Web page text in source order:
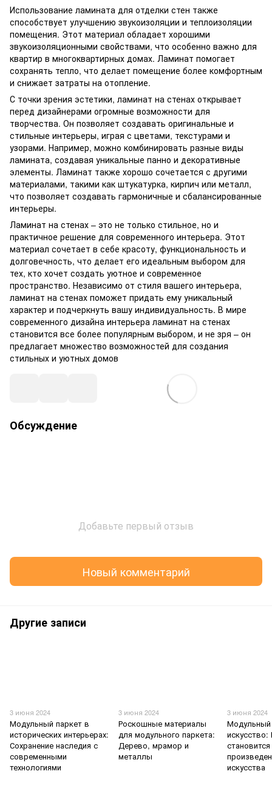
Использование ламината для отделки стен также
способствует улучшению звукоизоляции и теплоизоляции
помещения. Этот материал обладает хорошими
звукоизоляционными свойствами, что особенно важно для
квартир в многоквартирных домах. Ламинат помогает
сохранять тепло, что делает помещение более комфортным
и снижает затраты на отопление.
С точки зрения эстетики, ламинат на стенах открывает
перед дизайнерами огромные возможности для
творчества. Он позволяет создавать оригинальные и
стильные интерьеры, играя с цветами, текстурами и
узорами. Например, можно комбинировать разные виды
ламината, создавая уникальные панно и декоративные
элементы. Ламинат также хорошо сочетается с другими
материалами, такими как штукатурка, кирпич или металл,
что позволяет создавать гармоничные и сбалансированные
интерьеры.
Ламинат на стенах – это не только стильное, но и
практичное решение для современного интерьера. Этот
материал сочетает в себе красоту, функциональность и
долговечность, что делает его идеальным выбором для
тех, кто хочет создать уютное и современное
пространство. Независимо от стиля вашего интерьера,
ламинат на стенах поможет придать ему уникальный
характер и подчеркнуть вашу индивидуальность. В мире
современного дизайна интерьера ламинат на стенах
становится все более популярным выбором, и не зря – он
предлагает множество возможностей для создания
стильных и уютных домов
Обсуждение
Добавьте первый отзыв
Новый комментарий
Другие записи
3 июня 2024
Модульный паркет в
исторических интерьерах:
Сохранение наследия с
современными
технологиями
3 июня 2024
Роскошные материалы
для модульного паркета:
Дерево, мрамор и
металлы
3 июня 2024
Модульный
становится
искусства